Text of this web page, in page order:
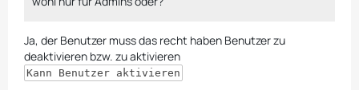
Ja, der Benutzer muss das recht haben Benutzer zu
deaktivieren bzw. zu aktivieren
Kann Benutzer aktivieren